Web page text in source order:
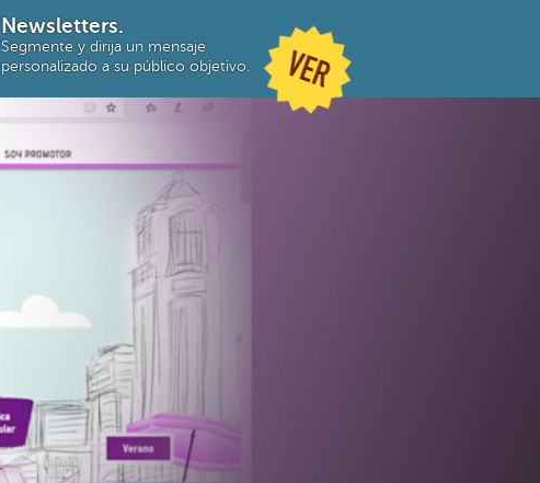
Newsletters.
Segmente y dirija un mensaje
personalizado a su público objetivo.
VER